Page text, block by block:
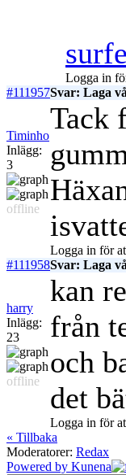
Logga in
#111957Svar: Laga
Timinho
Inlägg:
3
offline
Tack
Logga in för
#111958Svar: Laga
harry
Inlägg:
23
offline
kan
från
och
det
Logga in för
« Tillbaka
Moderatorer: Redax
Powered by Kunena